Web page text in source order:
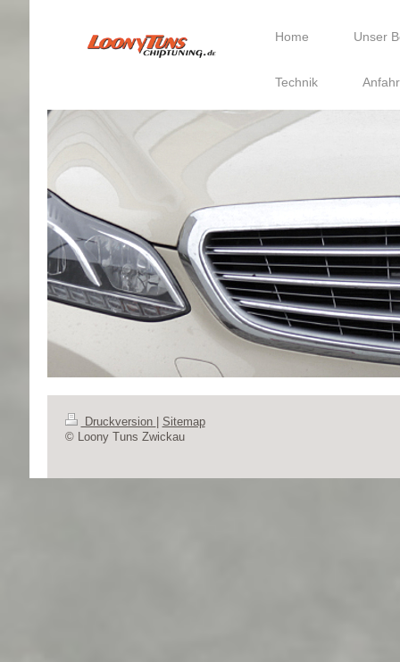
Home Unser
Technik
Druckversion
Sitemap
© Loony Tuns Zwickau